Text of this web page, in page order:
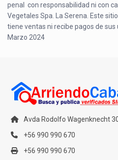
penal con responsabilidad ni con
Vegetales Spa. La Serena. Este
tiene ventas ni recibe pagos de sus
Marzo 2024
Avda Rodolfo Wagenknecht
+56 990 990 670
+56 990 990 670